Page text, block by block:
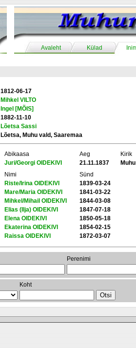
Avaleht Külad
1812-06-17
Mihkel VILTO
Ingel [MÕIS]
1882-11-10
Lõetsa Sassi
Lõetsa, Muhu vald, Saaremaa
Abikaasa Aeg
Kirik
Juri/Georgi OIDEKIVI
21.11.1837
Muhu
Nimi
Sünd
Riste/Irina OIDEKIVI
1839-03-24
Mare/Maria OIDEKIVI
1841-03-22
Mihkel/Mihail OIDEKIVI
1844-03-08
Elias (Ilja) OIDEKIVI
1847-07-18
Elena OIDEKIVI
1850-05-18
Ekaterina OIDEKIVI
1854-02-15
Raissa OIDEKIVI
1872-03-07
Perenimi
Koht